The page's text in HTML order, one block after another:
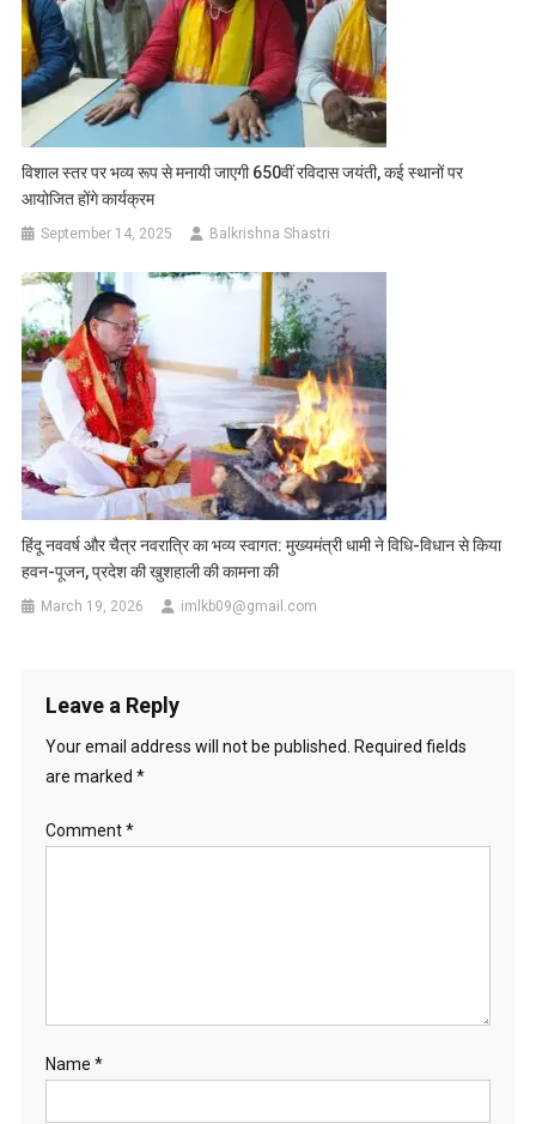
विशाल स्तर पर भव्य रूप से मनायी जाएगी 650वीं रविदास जयंती, कई स्थानों पर
आयोजित होंगे कार्यक्रम
September 14, 2025 Balkrishna Shastri
हिंदू नववर्ष और चैत्र नवरात्रि का भव्य स्वागत: मुख्यमंत्री धामी ने विधि-विधान से किया
हवन-पूजन, प्रदेश की खुशहाली की कामना की
March 19, 2026 imlkb09@gmail.com
Leave a Reply
Your email address will not be published.
Required fields
are marked *
Comment*
Name *